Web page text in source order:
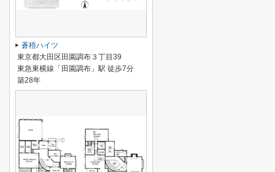
蒼梧ハイツ
東京都大田区田園調布３丁目39
東急東横線「田園調布」駅 徒歩7分
築28年